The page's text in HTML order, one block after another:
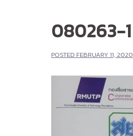
080263-1
POSTED FEBRUARY 11, 2020